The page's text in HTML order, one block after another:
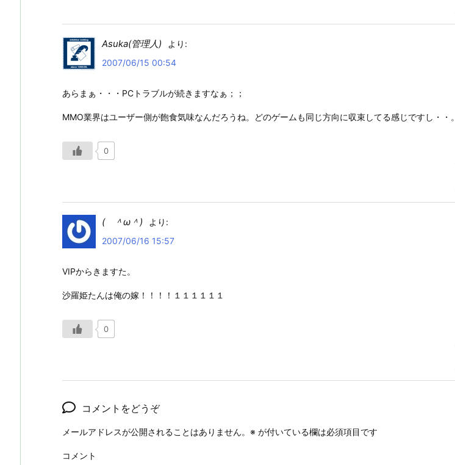
Asuka(管理人)
より:
2007/06/15 00:54
あらまぁ・・・PCトラブルが続きますなぁ；；
MMO業界はユーザー側が飽食気味なんだろうね。どのゲームも同じ方向に収束してる感じですし・・。
0
( ＾ω＾)
より:
2007/06/16 15:57
VIPからきますた。
沙羅姫たんは俺の嫁！！！！１１１１１１
0
コメントをどうぞ
メールアドレスが公開されることはありません。 ※ が付いている欄は必須項目です
コメント